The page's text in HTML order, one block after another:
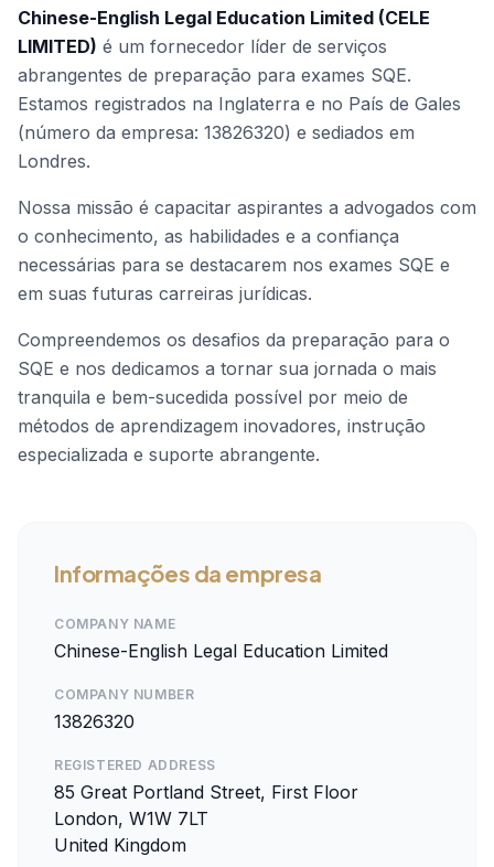
Chinese-English Legal Education Limited (CELE
LIMITED) é um fornecedor líder de serviços
abrangentes de preparação para exames SQE.
Estamos registrados na Inglaterra e no País de Gales
(número da empresa: 13826320) e sediados em
Londres.
Nossa missão é capacitar aspirantes a advogados com
o conhecimento, as habilidades e a confiança
necessárias para se destacarem nos exames SQE e
em suas futuras carreiras jurídicas.
Compreendemos os desafios da preparação para o
SQE e nos dedicamos a tornar sua jornada o mais
tranquila e bem-sucedida possível por meio de
métodos de aprendizagem inovadores, instrução
especializada e suporte abrangente.
Informações da empresa
COMPANY NAME
Chinese-English Legal Education Limited
COMPANY NUMBER
13826320
REGISTERED ADDRESS
85 Great Portland Street, First Floor
London, W1W 7LT
United Kingdom